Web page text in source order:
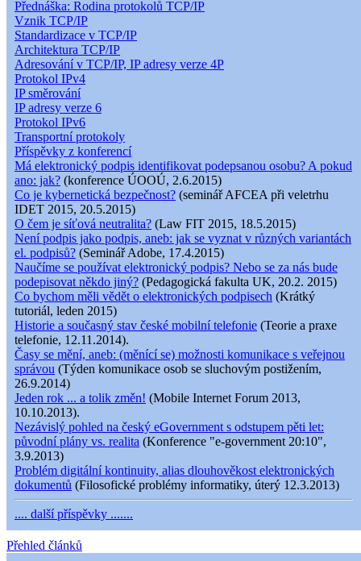
Přednáška: Rodina protokolů TCP/IP
Vznik TCP/IP
Standardizace v TCP/IP
Architektura TCP/IP
Adresování v TCP/IP, IP adresy verze 4P
Protokol IPv4
IP směrování
IP adresy verze 6
Protokol IPv6
Transportní protokoly
Příspěvky z konferencí
Má elektronický podpis identifikovat podepsanou osobu? A pokud
ano: jak? (konference ÚOOÚ, 2.6.2015)
Co je kybernetická bezpečnost? (seminář AFCEA při veletrhu
IDET 2015, 20.5.2015)
O čem je síťová neutralita? (Law FIT 2015, 18.5.2015)
Není podpis jako podpis, aneb: jak se vyznat v různých variantách
el. podpisů? (Seminář Adobe, 17.4.2015)
Naučíme se používat elektronický podpis? Nebo se za nás bude
podepisovat někdo jiný? (Pedagogická fakulta UK, 20.2. 2015)
Co bychom měli vědět o elektronických podpisech (Krátký
tutoriál, leden 2015)
Historie a současný stav české mobilní telefonie (Teorie a praxe
telefonie, 12.11.2014).
Časy se mění, aneb: (měnící se) možnosti komunikace s veřejnou
správou (Týden komunikace osob se sluchovým postižením,
26.9.2014)
Jeden rok ... a tolik změn! (Mobile Internet Forum 2013,
10.10.2013).
Nezávislý pohled na český eGovernment s odstupem pěti let:
původní plány vs. realita (Konference "e-government 20:10",
3.9.2013)
Problém digitální kontinuity, alias dlouhověkost elektronických
dokumentů (Filosofické problémy informatiky, úterý 12.3.2013)
.... další příspěvky .......
Přehled článků